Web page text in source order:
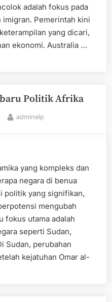
adalah fokus pada
Pemerintah kini
yang dicari,
ekonomi. Australia …
Politik Afrika
By
adminelp
yang kompleks dan
negara di benua
politik yang signifikan,
mengubah
fokus utama adalah
seperti Sudan,
Sudan, perubahan
kejatuhan Omar al-